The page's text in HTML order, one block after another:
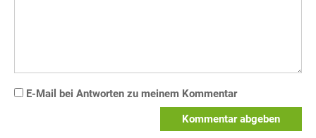
E-Mail bei Antworten zu meinem Kommentar
Kommentar abgeben